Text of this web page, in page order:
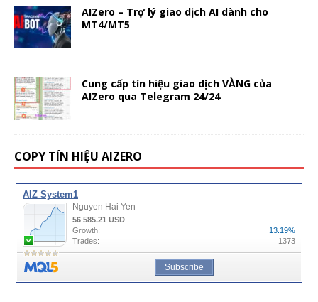
AIZero – Trợ lý giao dịch AI dành cho
MT4/MT5
Cung cấp tín hiệu giao dịch VÀNG của
AIZero qua Telegram 24/24
COPY TÍN HIỆU AIZERO